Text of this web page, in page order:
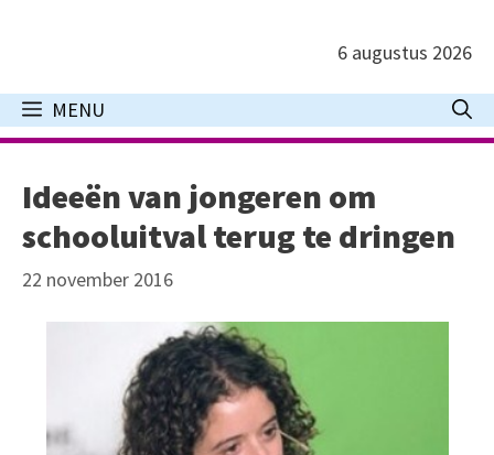
inhoud
6 augustus 2026
MENU
Ideeën van jongeren om
schooluitval terug te dringen
22 november 2016